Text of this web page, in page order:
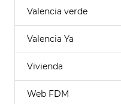
Valencia verde
Valencia Ya
Vivienda
Web FDM